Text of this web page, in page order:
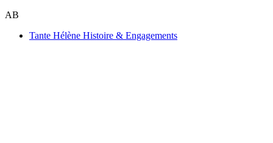
AB
Tante Hélène Histoire & Engagements